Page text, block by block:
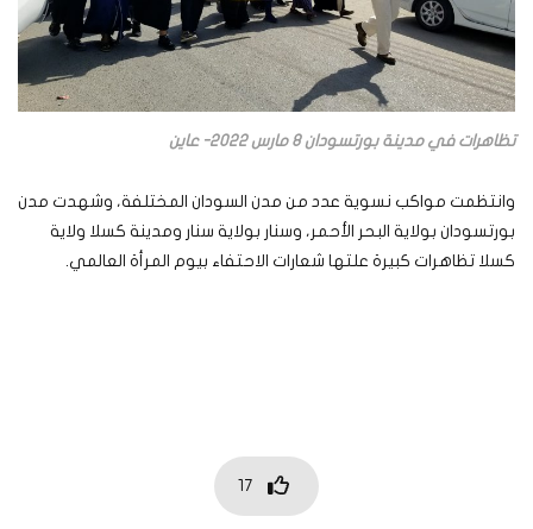
تظاهرات في مدينة بورتسودان 8 مارس 2022- عاين
وانتظمت مواكب نسوية عدد من مدن السودان المختلفة، وشهدت مدن
بورتسودان بولاية البحر الأحمر، وسنار بولاية سنار ومدينة كسلا ولاية
كسلا تظاهرات كبيرة علتها شعارات الاحتفاء بيوم المرأة العالمي.
17